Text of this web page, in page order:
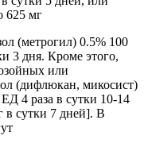
625 мг
(метрогил) 0.5% 100
3 дня. Кроме этого,
или
(дифлюкан, микосист)
4 раза в сутки 10-14
в сутки 7 дней]. В